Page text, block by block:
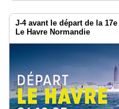
J-4 avant le départ de la
Le Havre Normandie